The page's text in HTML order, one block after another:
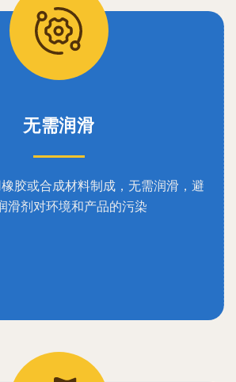
无需润滑
胶或合成材料制成，无需润滑，避
滑剂对环境和产品的污染